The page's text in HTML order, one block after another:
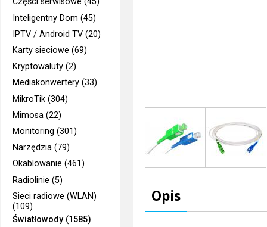
Inteligentny Dom (45)
IPTV / Android TV (20)
Karty sieciowe (69)
Kryptowaluty (2)
Mediakonwertery (33)
MikroTik (304)
Mimosa (22)
Monitoring (301)
Narzędzia (79)
Okablowanie (461)
Radiolinie (5)
Sieci radiowe (WLAN)
(109)
Światłowody (1585)
Opis